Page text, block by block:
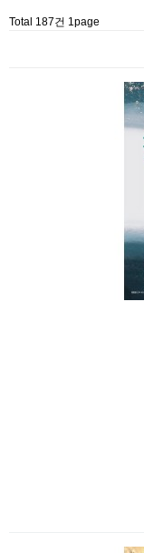
Total 187건 1page